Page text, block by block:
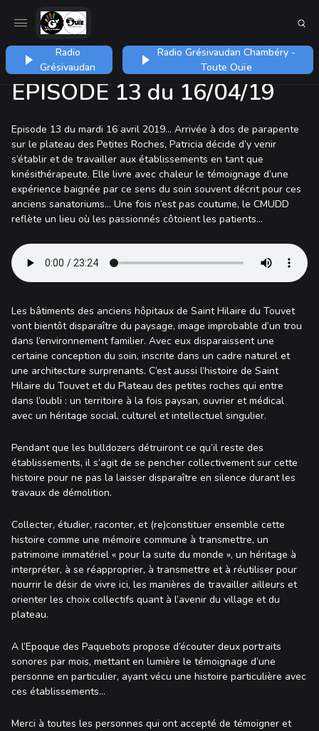
Radio
Grésivaudan
Radio Grésivaudan Chambéry -
Toute Ouïe
EPISODE 13 du 16/04/19
Episode 13 du mardi 16 avril 2019… Arrivée à dos de parapente
sur le plateau des Petites Roches, Patricia décide d’y venir
s’établir et de travailler aux établissements en tant que
kinésithérapeute. Elle livre avec chaleur le témoignage d’une
expérience baignée par ce sens du soin souvent décrit pour ces
anciens sanatoriums… Une fois n’est pas coutume, le CMUDD
reflète un lieu où les passionnés côtoient les patients…
Les bâtiments des anciens hôpitaux de Saint Hilaire du Touvet
vont bientôt disparaître du paysage, image improbable d’un trou
dans l’environnement familier. Avec eux disparaissent une
certaine conception du soin, inscrite dans un cadre naturel et
une architecture surprenants. C’est aussi l’histoire de Saint
Hilaire du Touvet et du Plateau des petites roches qui entre
dans l’oubli : un territoire à la fois paysan, ouvrier et médical
avec un héritage social, culturel et intellectuel singulier.
Pendant que les bulldozers détruiront ce qu’il reste des
établissements, il s’agit de se pencher collectivement sur cette
histoire pour ne pas la laisser disparaître en silence durant les
travaux de démolition.
Collecter, étudier, raconter, et (re)constituer ensemble cette
histoire comme une mémoire commune à transmettre, un
patrimoine immatériel « pour la suite du monde », un héritage à
interpréter, à se réapproprier, à transmettre et à réutiliser pour
nourrir le désir de vivre ici, les manières de travailler ailleurs et
orienter les choix collectifs quant à l’avenir du village et du
plateau.
A l’Epoque des Paquebots propose d’écouter deux portraits
sonores par mois, mettant en lumière le témoignage d’une
personne en particulier, ayant vécu une histoire particulière avec
ces établissements…
Merci à toutes les personnes qui ont accepté de témoigner et